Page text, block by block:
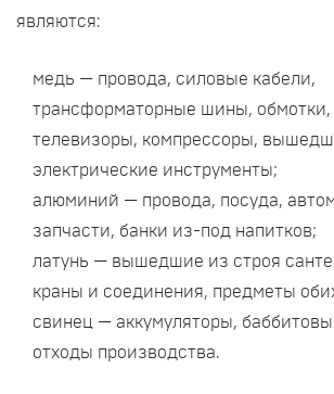
являются:
медь — провода, силовые кабели,
трансформаторные шины, обмотки,
телевизоры, компрессоры,
электрические инструменты;
алюминий — провода, посуда,
запчасти, банки из-под напитков;
латунь — вышедшие из строя
краны и соединения, предметы
свинец — аккумуляторы,
отходы производства.